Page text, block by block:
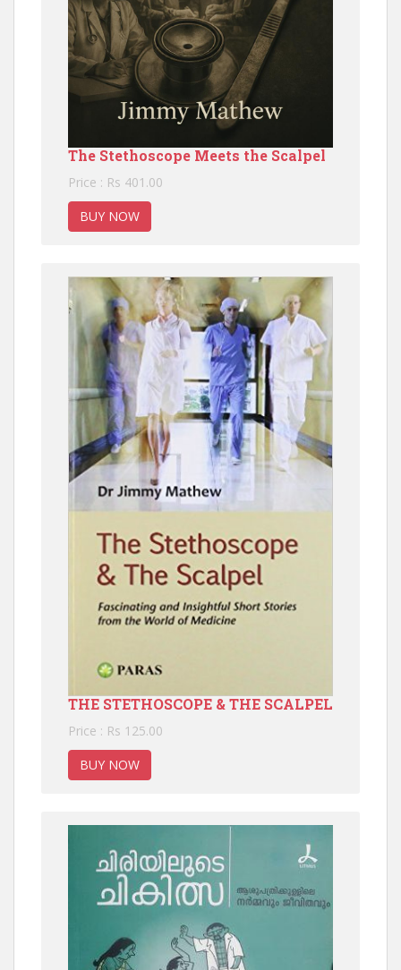
The Stethoscope Meets the Scalpel
Price : Rs 401.00
BUY NOW
THE STETHOSCOPE & THE SCALPEL
Price : Rs 125.00
BUY NOW